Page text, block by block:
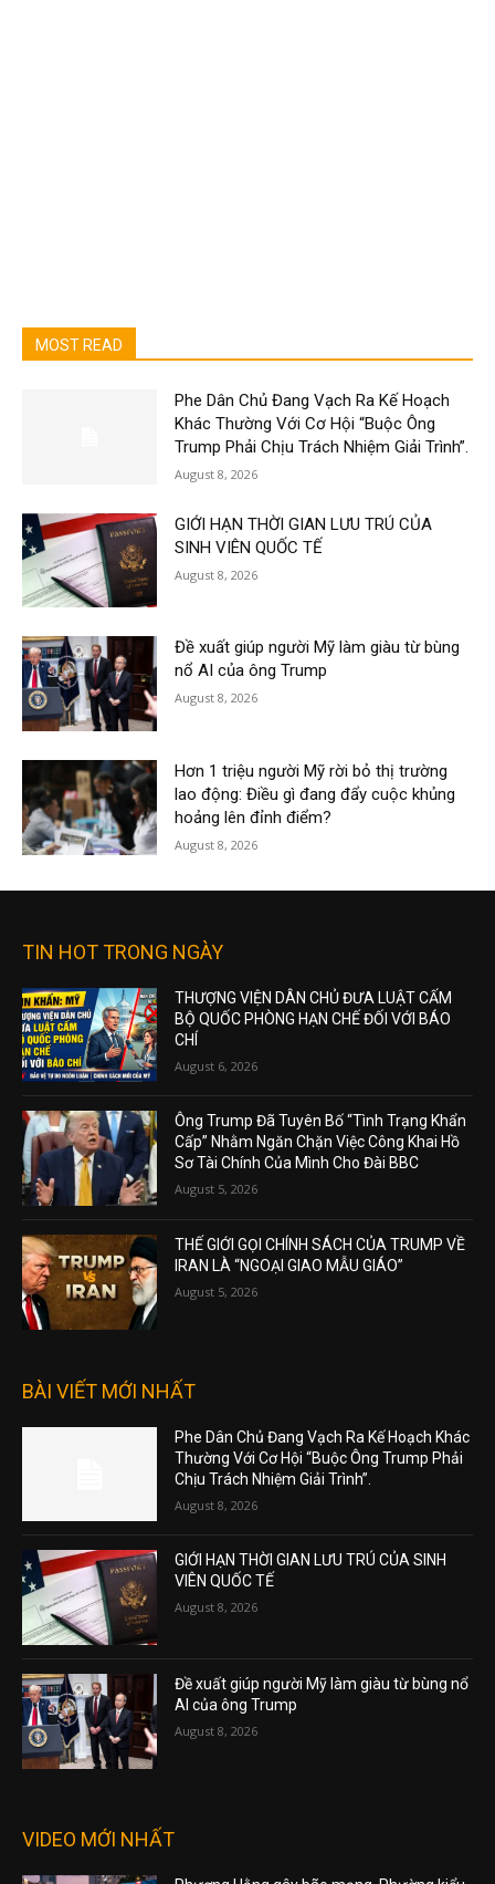
MOST READ
Phe Dân Chủ Đang Vạch Ra Kế Hoạch
Khác Thường Với Cơ Hội “Buộc Ông
Trump Phải Chịu Trách Nhiệm Giải Trình”.
August 8, 2026
GIỚI HẠN THỜI GIAN LƯU TRÚ CỦA
SINH VIÊN QUỐC TẾ
August 8, 2026
Đề xuất giúp người Mỹ làm giàu từ bùng
nổ AI của ông Trump
August 8, 2026
Hơn 1 triệu người Mỹ rời bỏ thị trường
lao động: Điều gì đang đẩy cuộc khủng
hoảng lên đỉnh điểm?
August 8, 2026
TIN HOT TRONG NGÀY
THƯỢNG VIỆN DÂN CHỦ ĐƯA LUẬT CẤM
BỘ QUỐC PHÒNG HẠN CHẾ ĐỐI VỚI BÁO
CHÍ
August 6, 2026
Ông Trump Đã Tuyên Bố “Tình Trạng Khẩn
Cấp” Nhằm Ngăn Chặn Việc Công Khai Hồ
Sơ Tài Chính Của Mình Cho Đài BBC
August 5, 2026
THẾ GIỚI GỌI CHÍNH SÁCH CỦA TRUMP VỀ
IRAN LÀ “NGOẠI GIAO MẪU GIÁO”
August 5, 2026
BÀI VIẾT MỚI NHẤT
Phe Dân Chủ Đang Vạch Ra Kế Hoạch Khác
Thường Với Cơ Hội “Buộc Ông Trump Phải
Chịu Trách Nhiệm Giải Trình”.
August 8, 2026
GIỚI HẠN THỜI GIAN LƯU TRÚ CỦA SINH
VIÊN QUỐC TẾ
August 8, 2026
Đề xuất giúp người Mỹ làm giàu từ bùng nổ
AI của ông Trump
August 8, 2026
VIDEO MỚI NHẤT